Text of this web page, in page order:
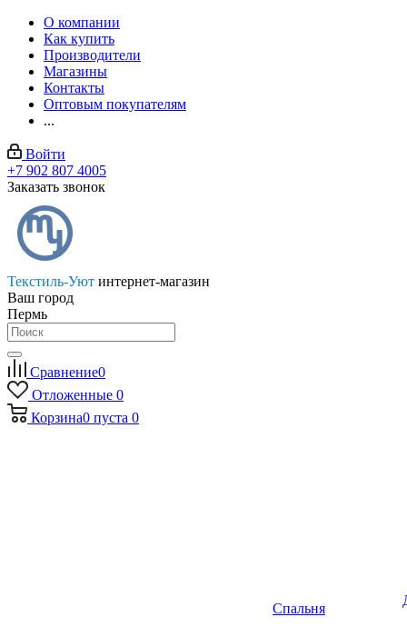
О компании
Как купить
Производители
Магазины
Контакты
Оптовым покупателям
...
Войти
+7 902 807 4005
Заказать звонок
Текстиль-Уют интернет-магазин
Ваш город
Пермь
Сравнение0
Отложенные 0
Корзина0 пуста 0
Спальня